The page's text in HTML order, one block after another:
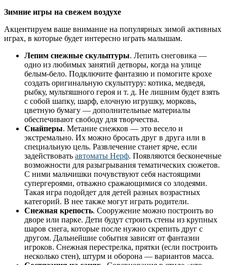
Зимние игры на свежем воздухе
Акцентируем ваше внимание на популярных зимой активных
играх, в которые будет интересно играть малышам.
Лепим снежные скульптуры. Лепить снеговика —
одно из любимых занятий детворы, когда на улице
белым-бело. Подключите фантазию и помогите крохе
создать оригинальную скульптуру: котика, медведя,
рыбку, мультяшного героя и т. д. Не лишним будет взять
с собой шапку, шарф, елочную игрушку, морковь,
цветную бумагу — дополнительные материалы
обеспечивают свободу для творчества.
Снайперы. Метание снежков — это весело и
экстремально. Их можно бросать друг в друга или в
специальную цель. Развлечение станет ярче, если
задействовать автоматы Нерф. Появляются бесконечные
возможности для разыгрывания тематических сюжетов.
С ними мальчишки почувствуют себя настоящими
супергероями, отважно сражающимися со злодеями.
Такая игра подойдет для детей разных возрастных
категорий. В нее также могут играть родители.
Снежная крепость. Сооружение можно построить во
дворе или парке. Дети будут строить стены из крупных
шаров снега, которые после нужно скрепить друг с
другом. Дальнейшие события зависят от фантазии
игроков. Снежная перестрелка, прятки (если построить
несколько стен), штурм и оборона — вариантов масса.